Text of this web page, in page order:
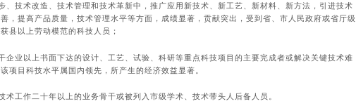
、技术改造、技术管理和技术革新中，推广应用新技术、新工艺、新材料、新方法，引进技术
，提高产品质量，技术管理水平等方面，成绩显著，贡献突出，受到省、市人民政府或省厅级
县以上劳动模范的科技人员；
企业以上书面下达的设计、工艺、试验、科研等重点科技项目的主要完成者或解决关键技术难
项目科技水平属国内领先，所产生的经济效益显著。
术工作二十年以上的业务骨干或被列入市级学术、技术带头人后备人员。